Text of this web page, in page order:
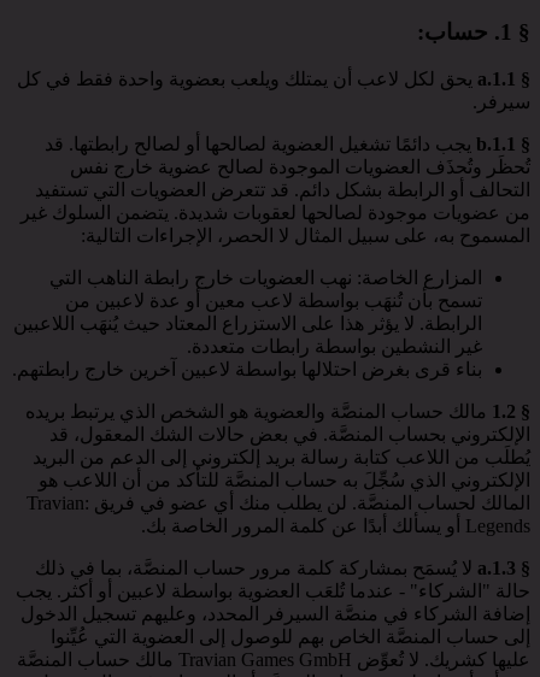
§ 1. حساب:
§ 1.1.a
يحق لكل لاعب أن يمتلك ويلعب بعضوية واحدة فقط في كل
سيرفر.
§ 1.1.b
يجب دائمًا تشغيل العضوية لصالحها أو لصالح رابطتها. قد
تُحظَر وتُحذَف العضويات الموجودة لصالح عضوية خارج نفس
التحالف أو الرابطة بشكل دائم. قد تتعرض العضويات التي تستفيد
من عضويات موجودة لصالحها لعقوبات شديدة. يتضمن السلوك غير
المسموح به، على سبيل المثال لا الحصر، الإجراءات التالية:
المزارع الخاصة: نهب العضويات خارج رابطة الناهب التي
تسمح بأن تُنهَب بواسطة لاعب معين أو عدة لاعبين من
الرابطة. لا يؤثر هذا على الاستزراع المعتاد حيث يُنهَب اللاعبين
غير النشطين بواسطة رابطات متعددة.
بناء قرى بغرض احتلالها بواسطة لاعبين آخرين خارج رابطتهم.
§ 1.2
مالك حساب المنصَّة والعضوية هو الشخص الذي يرتبط بريده
الإلكتروني بحساب المنصَّة. في بعض حالات الشك المعقول، قد
يُطلَب من اللاعب كتابة رسالة بريد إلكتروني إلى الدعم من البريد
الإلكتروني الذي سُجِّلَ به حساب المنصَّة للتأكد من أن اللاعب هو
المالك لحساب المنصَّة. لن يطلب منك أي عضو في فريق Travian:
Legends أو يسألك أبدًا عن كلمة المرور الخاصة بك.
§ 1.3.a
لا يُسمَح بمشاركة كلمة مرور حساب المنصَّة، بما في ذلك
حالة "الشركاء" - عندما تُلعَب العضوية بواسطة لاعبين أو أكثر. يجب
إضافة الشركاء في منصَّة السيرفر المحدد، وعليهم تسجيل الدخول
إلى حساب المنصَّة الخاص بهم للوصول إلى العضوية التي عُيِّنوا
عليها كشريك. لا تُعوِّض Travian Games GmbH مالك حساب المنصَّة